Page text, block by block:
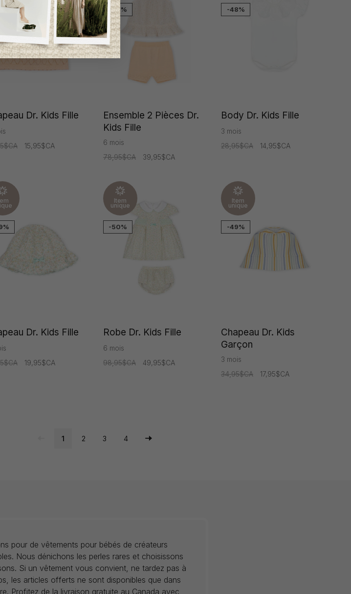
Dr. Kids Fille
15,95$CA
-49%
Ensemble 2 Pièces Dr.
Kids Fille
6 mois
78,95$CA
39,95$CA
-48%
Body Dr. Kids Fille
3 mois
28,95$CA
14,95$CA
Dr. Kids Fille
19,95$CA
Item
unique
-50%
Robe Dr. Kids Fille
6 mois
98,95$CA
49,95$CA
Item
unique
-49%
Chapeau Dr. Kids
Garçon
3 mois
34,95$CA
17,95$CA
1 2 3 4
pour de vêtements pour bébés de créateurs
Nous dénichons les perles rares et choisissons
Si un vêtement vous convient, ne tardez pas à
les articles offerts ne sont disponibles que dans
Profitez de la livraison gratuite au Canada avec